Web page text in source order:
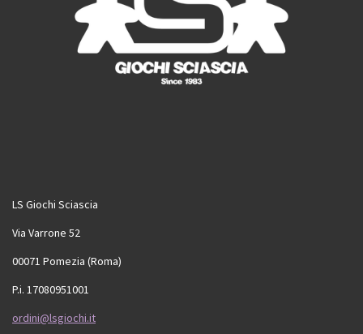
LS Giochi Sciascia
Via Varrone 52
00071 Pomezia (Roma)
P.i. 17080951001
ordini@lsgiochi.it